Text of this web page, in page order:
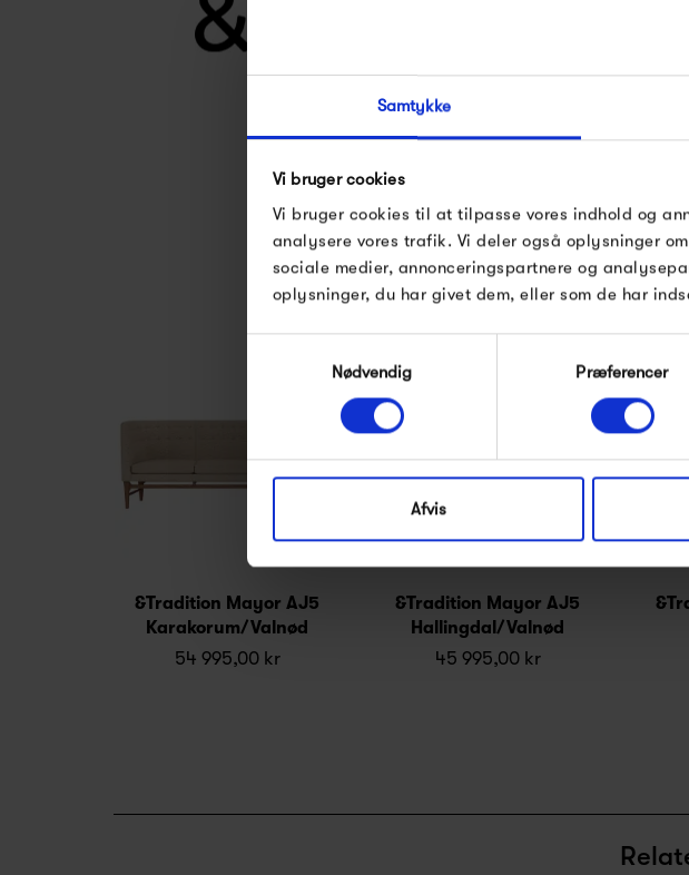
Samtykke
Vi bruger cookies
Vi bruger cookies til at tilpasse vores indhold og
analysere vores trafik. Vi deler også oplysninger
sociale medier, annonceringspartnere og
oplysninger, du har givet dem, eller som de har
Nødvendig
Præferencer
Afvis
Se alle varer fra &Tradition
&Tradition Mayor AJ5
Karakorum/Valnød
54 995,00 kr
&Tradition Mayor AJ5
Hallingdal/Valnød
45 995,00 kr